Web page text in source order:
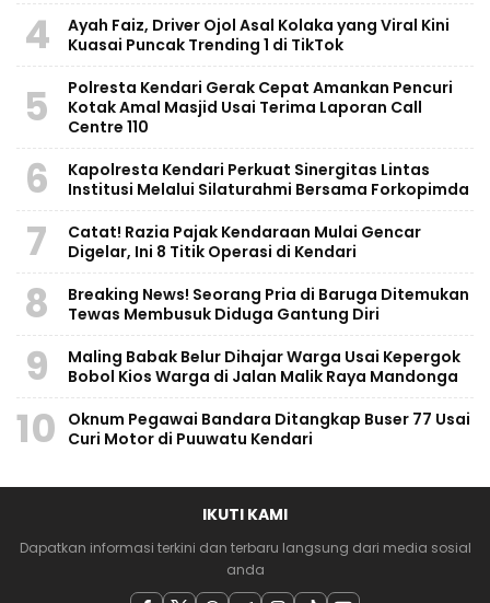
4
Ayah Faiz, Driver Ojol Asal Kolaka yang Viral Kini
Kuasai Puncak Trending 1 di TikTok
5
Polresta Kendari Gerak Cepat Amankan Pencuri
Kotak Amal Masjid Usai Terima Laporan Call
Centre 110
6
Kapolresta Kendari Perkuat Sinergitas Lintas
Institusi Melalui Silaturahmi Bersama Forkopimda
7
Catat! Razia Pajak Kendaraan Mulai Gencar
Digelar, Ini 8 Titik Operasi di Kendari
8
Breaking News! Seorang Pria di Baruga Ditemukan
Tewas Membusuk Diduga Gantung Diri
9
Maling Babak Belur Dihajar Warga Usai Kepergok
Bobol Kios Warga di Jalan Malik Raya Mandonga
10
Oknum Pegawai Bandara Ditangkap Buser 77 Usai
Curi Motor di Puuwatu Kendari
IKUTI KAMI
Dapatkan informasi terkini dan terbaru langsung dari media sosial
anda